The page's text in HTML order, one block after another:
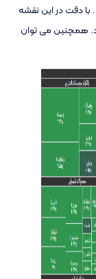
دقت در این نقشه
همچنین می توان